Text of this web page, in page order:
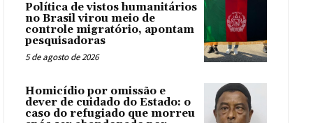
Política de vistos humanitários
no Brasil virou meio de
controle migratório, apontam
pesquisadoras
5 de agosto de 2026
Homicídio por omissão e
dever de cuidado do Estado: o
caso do refugiado que morreu